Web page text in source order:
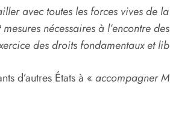
avec toutes les forces vives de
nécessaires à l’encontre
des droits fondamentaux et
d’autres États à « accompagner